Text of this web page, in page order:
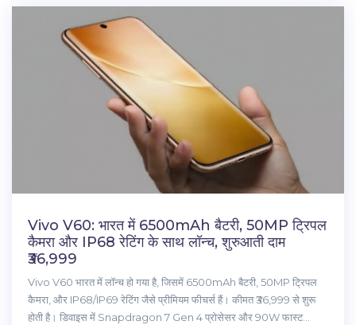
Vivo V60: भारत में 6500mAh बैटरी, 50MP ट्रिपल
कैमरा और IP68 रेटिंग के साथ लॉन्च, शुरुआती दाम
₹36,999
Vivo V60 भारत में लॉन्च हो गया है, जिसमें 6500mAh बैटरी, 50MP ट्रिपल
कैमरा, और IP68/IP69 रेटिंग जैसे प्रीमियम फीचर्स हैं। कीमत ₹36,999 से शुरू
होती है। डिवाइस में Snapdragon 7 Gen 4 प्रोसेसर और 90W फास्ट